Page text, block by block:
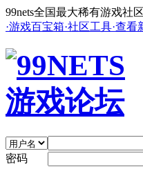
99nets全国最大稀有游戏社
·游戏百宝箱·社区工具·查看
密码